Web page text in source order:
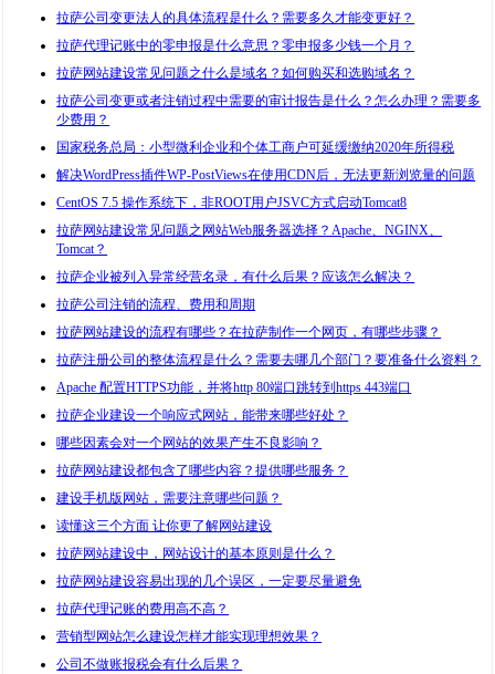
拉萨公司变更法人的具体流程是什么？需要多久才能变更好？
拉萨代理记账中的零申报是什么意思？零申报多少钱一个月？
拉萨网站建设常见问题之什么是域名？如何购买和选购域名？
拉萨公司变更或者注销过程中需要的审计报告是什么？怎么办理？需要多
少费用？
国家税务总局：小型微利企业和个体工商户可延缓缴纳2020年所得税
解决WordPress插件WP-PostViews在使用CDN后，无法更新浏览量的问题
CentOS 7.5 操作系统下，非ROOT用户JSVC方式启动Tomcat8
拉萨网站建设常见问题之网站Web服务器选择？Apache、NGINX、
Tomcat？
拉萨企业被列入异常经营名录，有什么后果？应该怎么解决？
拉萨公司注销的流程、费用和周期
拉萨网站建设的流程有哪些？在拉萨制作一个网页，有哪些步骤？
拉萨注册公司的整体流程是什么？需要去哪几个部门？要准备什么资料？
Apache 配置HTTPS功能，并将http 80端口跳转到https 443端口
拉萨企业建设一个响应式网站，能带来哪些好处？
哪些因素会对一个网站的效果产生不良影响？
拉萨网站建设都包含了哪些内容？提供哪些服务？
建设手机版网站，需要注意哪些问题？
读懂这三个方面 让你更了解网站建设
拉萨网站建设中，网站设计的基本原则是什么？
拉萨网站建设容易出现的几个误区，一定要尽量避免
拉萨代理记账的费用高不高？
营销型网站怎么建设怎样才能实现理想效果？
公司不做账报税会有什么后果？